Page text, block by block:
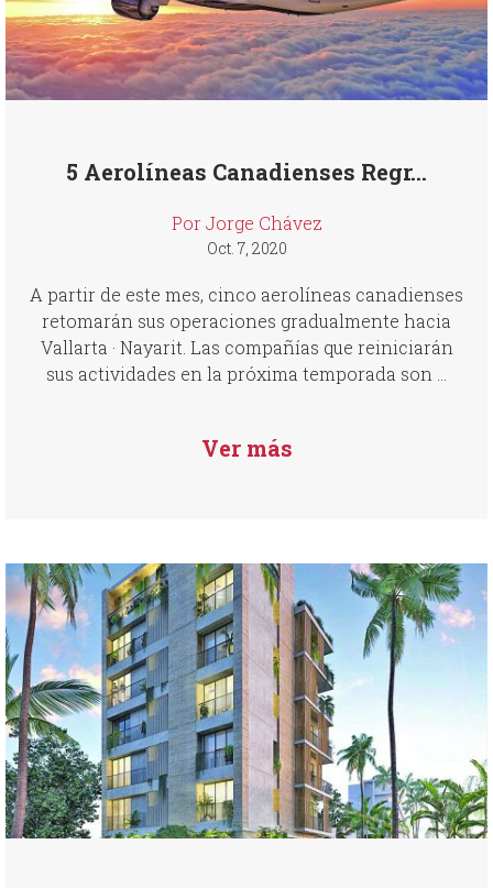
5 Aerolíneas Canadienses Regr...
Por Jorge Chávez
Oct. 7, 2020
A partir de este mes, cinco aerolíneas canadienses
retomarán sus operaciones gradualmente hacia
Vallarta · Nayarit. Las compañías que reiniciarán
sus actividades en la próxima temporada son ...
Ver más